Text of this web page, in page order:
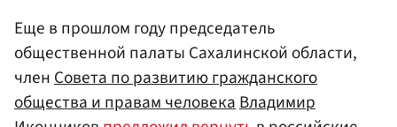
Еще в прошлом году председатель
общественной палаты Сахалинской области,
членСовета по развитию гражданского
общества и правам человекаВладимир